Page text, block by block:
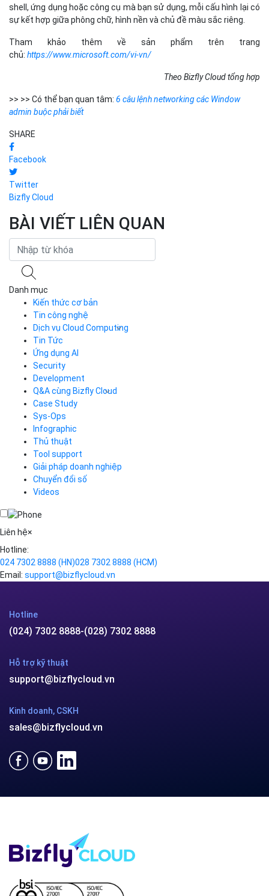
shell, ứng dụng hoặc công cụ mà bạn sử dụng, mỗi cấu hình lại có
sự kết hợp giữa phông chữ, hình nền và chủ đề màu sắc riêng.
Tham khảo thêm về sản phẩm trên trang
chủ: https://www.microsoft.com/vi-vn/
Theo Bizfly Cloud tổng hợp
>> >> Có thể bạn quan tâm: 6 câu lệnh networking các Window
admin buộc phải biết
SHARE
Facebook
Twitter
Bizfly Cloud
BÀI VIẾT LIÊN QUAN
Danh mục
Kiến thức cơ bản
Tin công nghệ
Dịch vụ Cloud Computing
Cloud Server
CDN
Load Balancer
Auto Scaling
Container Registry
Kubernetes
Cloud Database
Call Center
Business Email
Simple Storage
VOD
VPN
Traffic Manager
Cloud VPS
Videos
Tin Tức
Ứng dụng AI
Security
Development
Q&A cùng Bizfly Cloud
Q&A về Bizfly Cloud Server
Thao tác kết nối tới server
Videos
Q&A về Bizfly Business Email
Videos
Case Study
Sys-Ops
Infographic
Thủ thuật
Tool support
Giải pháp doanh nghiệp
Chuyển đổi số
Videos
Liên hệ×
Hotline:
024 7302 8888 (HN)028 7302 8888 (HCM)
Email: support@bizflycloud.vn
Hotline
(024) 7302 8888-(028) 7302 8888
Hỗ trợ kỹ thuật
support@bizflycloud.vn
Kinh doanh, CSKH
sales@bizflycloud.vn